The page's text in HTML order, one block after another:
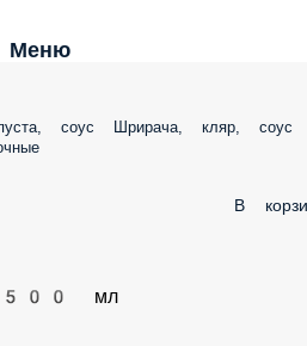
Меню
соус Шрирача, кляр, соус Спайси,
В